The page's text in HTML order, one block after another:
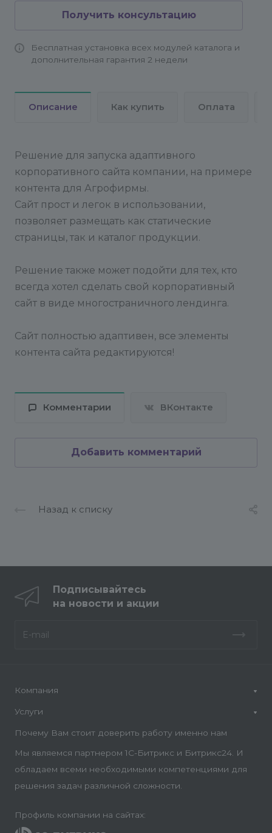
Получить консультацию
Бесплатная установка всех модулей каталога и
дополнительная гарантия 2 недели
Описание Как купить Оплата
Решение для запуска адаптивного
корпоративного сайта компании, на примере
контента для Агрофирмы.
Сайт прост и легок в использовании,
позволяет размещать как статические
страницы, так и каталог продукции.
Решение также может подойти для тех, кто
всегда хотел сделать свой корпоративный
сайт в виде многостраничного лендинга.
Сайт полностью адаптивен, все элементы
контента сайта редактируются!
Комментарии ВКонтакте
Добавить комментарий
Назад к списку
Подписывайтесь
на новости и акции
Компания
Услуги
Почему Вам стоит доверить работу именно нам
Мы являемся партнером 1С-Битрикс и Битрикс24. И
обладаем всеми необходимыми компетенциями для
решения задач различной сложности.
Профиль компании на сайтах: